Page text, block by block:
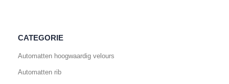
CATEGORIE
Automatten hoogwaardig velours
Automatten rib